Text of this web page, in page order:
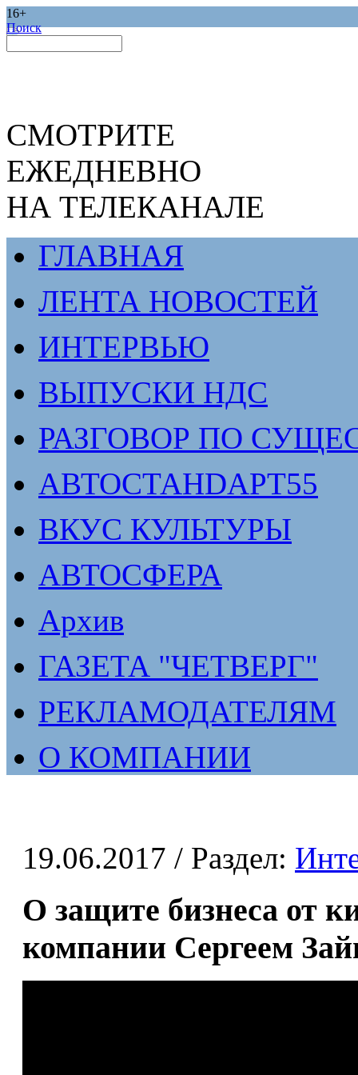
16+
Поиск
СМОТРИТЕ
ЕЖЕДНЕВНО
НА ТЕЛЕКАНАЛЕ
ГЛАВНАЯ
ЛЕНТА НОВОСТЕЙ
ИНТЕРВЬЮ
ВЫПУСКИ НДС
РАЗГОВОР ПО
АВТОСТАНDАРТ55
ВКУС КУЛЬТУРЫ
АВТОСФЕРА
Архив
ГАЗЕТА "ЧЕТВЕРГ"
РЕКЛАМОДАТЕЛЯМ
О КОМПАНИИ
19.06.2017 / Раздел:
О защите бизнеса от
компании Сергеем